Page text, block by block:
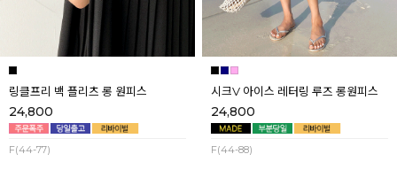
링클프리 백 플리츠 롱 원피스
24,800
F(44-77)
시크V 아이스 레터링 루즈 롱원피스
24,800
F(44-88)